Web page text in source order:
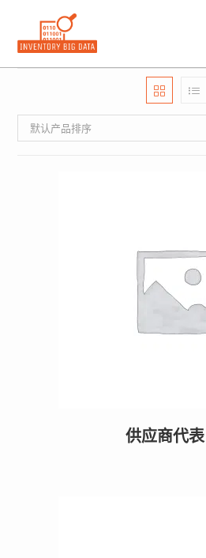
content
默认产品排序
供应商代表